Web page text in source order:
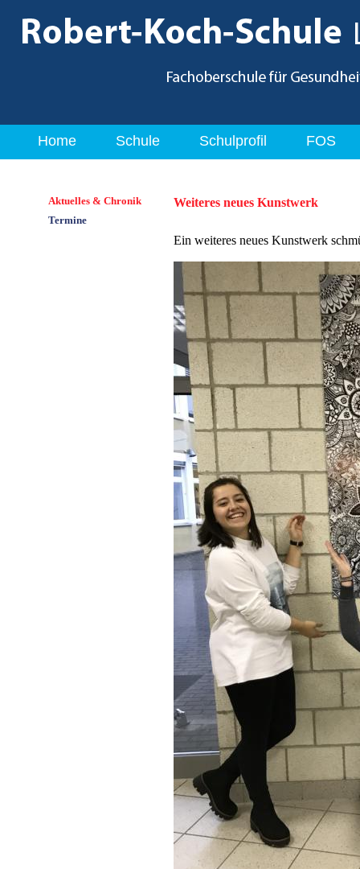
Home Schule Schulprofil FOS
Aktuelles & Chronik
Termine
Weiteres neues Kunstwerk
Ein weiteres neues Kunstwerk